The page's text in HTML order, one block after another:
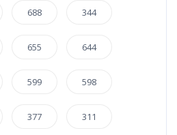
688 344
655 644
599 598
377 311